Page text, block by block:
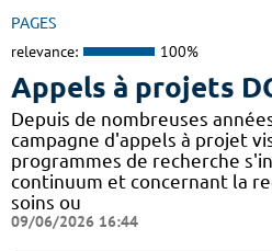
PAGES
relevance: 100%
Appels à projets
Depuis de nombreuses
campagne d'appels à projet
programmes de recherche
continuum et concernant la
soins ou
09/06/2026 16:44